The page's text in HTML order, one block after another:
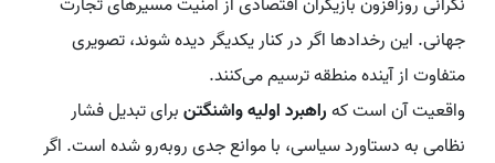
نگرانی روزافزون بازیگران اقتصادی از امنیت مسیرهای تجارت
جهانی. این رخدادها اگر در کنار یکدیگر دیده شوند، تصویری
متفاوت از آینده منطقه ترسیم می‌کنند.
واقعیت آن است کهراهبرد اولیه واشنگتنبرای تبدیل فشار
نظامی به دستاورد سیاسی، با موانع جدی روبه‌رو شده است. اگر